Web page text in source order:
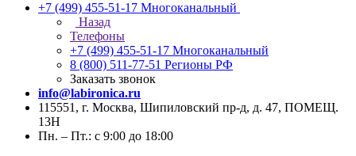
+7 (499) 455-51-17 Многоканальный
Назад
Телефоны
+7 (499) 455-51-17 Многоканальный
8 (800) 511-77-51 Регионы РФ
Заказать звонок
info@labironica.ru
115551, г. Москва, Шипиловский пр-д, д. 47, ПОМЕЩ.
13Н
Пн. – Пт.: с 9:00 до 18:00